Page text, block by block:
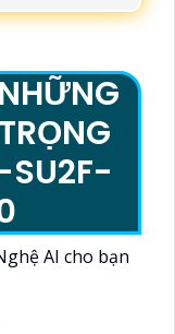
SU2F-
AI cho bạn